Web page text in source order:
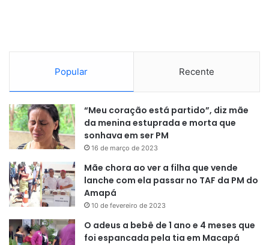
Popular Recente
“Meu coração está partido”, diz mãe
da menina estuprada e morta que
sonhava em ser PM
16 de março de 2023
Mãe chora ao ver a filha que vende
lanche com ela passar no TAF da PM do
Amapá
10 de fevereiro de 2023
O adeus a bebê de 1 ano e 4 meses que
foi espancada pela tia em Macapá